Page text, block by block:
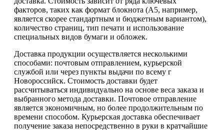
факторов, таких как формат блокнота (А5, например,
является скорее стандартным и бюджетным вариантом),
количество страниц, тип печати и использование
специальных видов бумаги и обложек.
Доставка продукции осуществляется несколькими
способами: почтовым отправлением, курьерской
службой или через пункты выдачи по всему г
Новороссийск. Стоимость доставки будет
рассчитываться индивидуально на основе веса заказа и
выбранного метода доставки. Почтовое отправление
является экономичным, но более продолжительным по
времени способом. Курьерская доставка обеспечивает
получение заказа непосредственно в руки в кратчайшие